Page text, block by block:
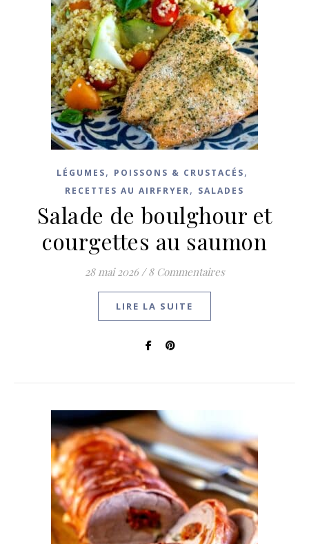
LÉGUMES, POISSONS & CRUSTACÉS,
RECETTES AU AIRFRYER, SALADES
Salade de boulghour et
courgettes au saumon
28 mai 2026 / 8 Commentaires
LIRE LA SUITE